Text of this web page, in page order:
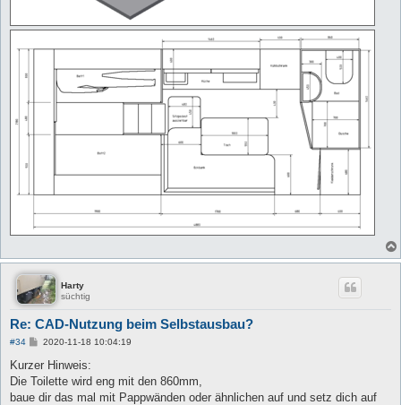
Harty
süchtig
Re: CAD-Nutzung beim Selbstausbau?
#34
B
i
r
a
2020-11-18 10:04:19
Kurzer Hinweis:
Die Toilette wird eng mit den 860mm,
baue dir das mal mit Pappwänden oder ähnlichen auf und setz dich auf